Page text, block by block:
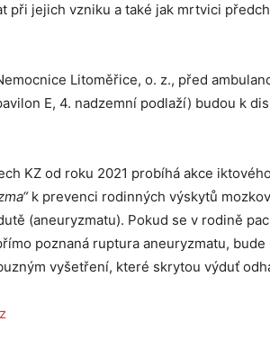
při jejich vzniku a také jak mrtvici
Litoměřice, o. z., před
E, 4. nadzemní podlaží) budou k
KZ od roku 2021 probíhá akce
k prevenci rodinných výskytů
(aneuryzmatu). Pokud se v rodině
poznaná ruptura aneuryzmatu,
vyšetření, které skrytou výduť